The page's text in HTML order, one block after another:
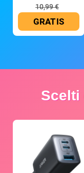
10,99 €
GRATIS
Scelti